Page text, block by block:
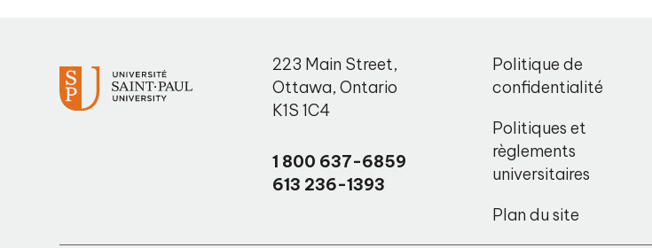
223 Main Street,
Ottawa,Ontario
K1S 1C4
1 800 637-6859
613 236-1393
Politique de
confidentialité
Politiques et
règlements
universitaires
Plan du site